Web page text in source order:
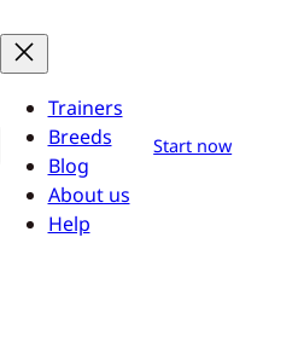
Trainers
Breeds
Blog
About us
Help
Start now